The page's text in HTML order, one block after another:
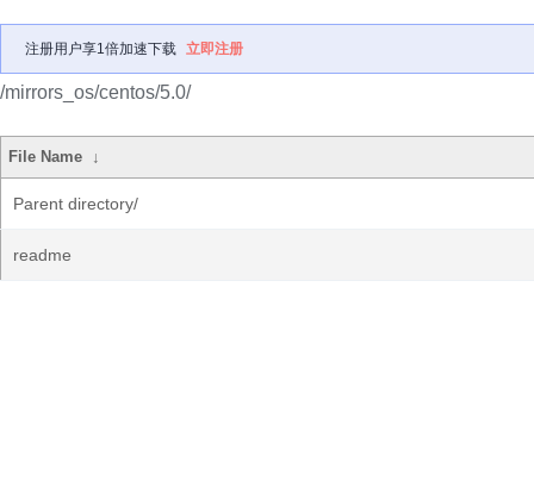
注册用户享1倍加速下载 立即注册
/mirrors_os/centos/5.0/
File Name ↓
Parent directory/
readme